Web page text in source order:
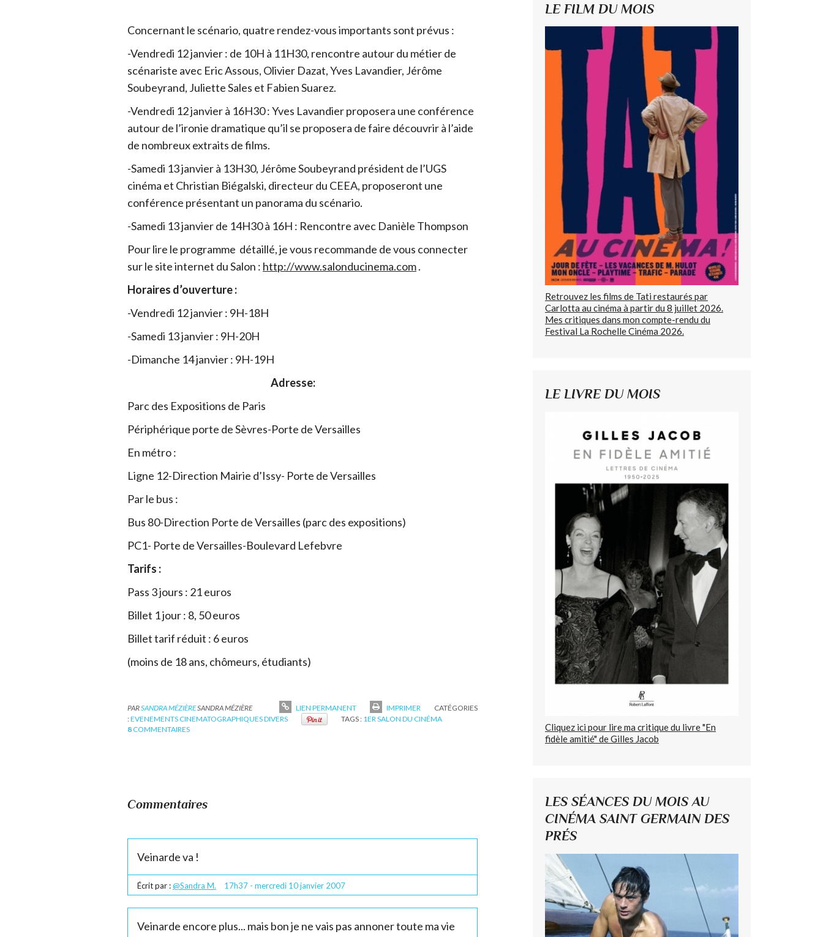
Concernant le scénario, quatre rendez-vous importants sont prévus :
-Vendredi 12 janvier : de 10H à 11H30, rencontre autour du métier de
scénariste avec Eric Assous, Olivier Dazat, Yves Lavandier, Jérôme
Soubeyrand, Juliette Sales et Fabien Suarez.
-Vendredi 12 janvier à 16H30 : Yves Lavandier proposera une conférence
autour de l’ironie dramatique qu’il se proposera de faire découvrir à l’aide
de nombreux extraits de films.
-Samedi 13 janvier à 13H30, Jérôme Soubeyrand président de l’UGS
cinéma et Christian Biégalski, directeur du CEEA, proposeront une
conférence présentant un panorama du scénario.
-Samedi 13 janvier de 14H30 à 16H : Rencontre avec Danièle Thompson
Pour lire le programme détaillé, je vous recommande de vous connecter
sur le site internet du Salon : http://www.salonducinema.com.
Horaires d’ouverture :
-Vendredi 12 janvier : 9H-18H
-Samedi 13 janvier : 9H-20H
-Dimanche 14 janvier : 9H-19H
Adresse:
Parc des Expositions de Paris
Périphérique porte de Sèvres-Porte de Versailles
En métro :
Ligne 12-Direction Mairie d’Issy- Porte de Versailles
Par le bus :
Bus 80-Direction Porte de Versailles (parc des expositions)
PC1- Porte de Versailles-Boulevard Lefebvre
Tarifs :
Pass 3 jours : 21 euros
Billet 1 jour : 8, 50 euros
Billet tarif réduit : 6 euros
(moins de 18 ans, chômeurs, étudiants)
PARSANDRA MÉZIÈRESANDRA MÉZIÈRE LIEN PERMANENT IMPRIMER
CATÉGORIES
:EVENEMENTS CINEMATOGRAPHIQUES DIVERS TAGS : 1ER SALON DU CINÉMA
8 COMMENTAIRES
Commentaires
Veinarde va !
Écrit par :@Sandra M. 17h37 - mercredi 10janvier 2007
Veinarde encore plus... mais bon je ne vais pas annoner toute ma vie
LE FILM DU MOIS
Retrouvez les films de Tati restaurés par
Carlotta au cinéma à partir du 8 juillet 2026.
Mes critiques dans mon compte-rendu du
Festival La Rochelle Cinéma 2026.
LE LIVRE DU MOIS
Cliquez ici pour lire ma critique du livre "En
fidèle amitié" de Gilles Jacob
LES SÉANCES DU MOIS AU
CINÉMA SAINT GERMAIN DES
PRÉS